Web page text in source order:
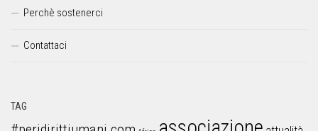
Perchè sostenerci
Contattaci
TAG